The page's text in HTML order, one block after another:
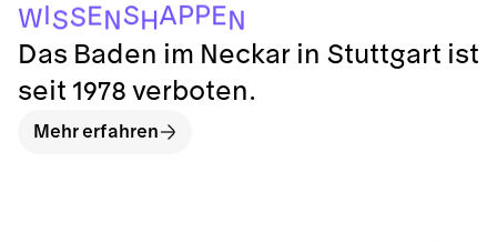
WISSENSHAPPEN
Das Baden im Neckar in Stuttgart ist
seit 1978 verboten.
Mehr erfahren